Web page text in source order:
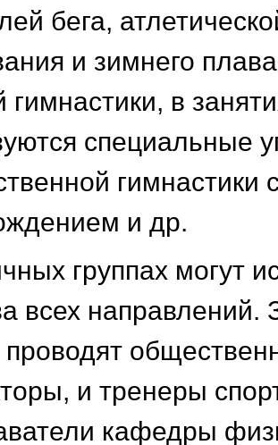
бега,
и зимнего
гимнастики, в
специальные
и др.
группах могут
всех направлений.
проводят
и тренеры
кафедры